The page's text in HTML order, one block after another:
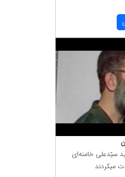
سیّدعلی خامنه‌ای
میكردند